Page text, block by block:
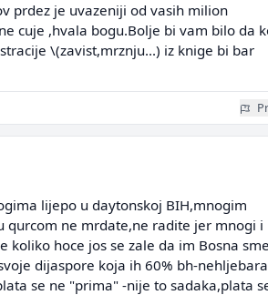
prdez je uvazeniji od vasih milion
cuje ,hvala bogu.Bolje bi vam bilo da
\(zavist,mrznju...) iz knige bi bar
lijepo u daytonskoj BIH,mnogim
qurcom ne mrdate,ne radite jer mnogi i
hoce jos se zale da im Bosna
dijaspore koja ih 60% bh-nehljebara
se ne "prima" -nije to sadaka,plata